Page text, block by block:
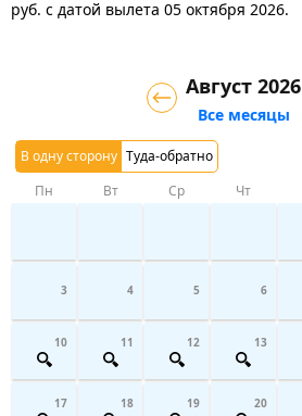
руб. с датой вылета 05 октября 2026.
В одну сторону Туда-обратно
Август 2026
Все месяцы
Пн Вт Ср Чт
3 4 5 6
10 11 12 13
17 18 19 20